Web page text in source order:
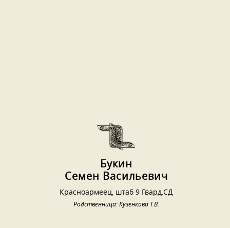
Букин
Семен Васильевич
Красноармеец, штаб 9 Гвард.СД
Родственница: Кузенкова Т.В.